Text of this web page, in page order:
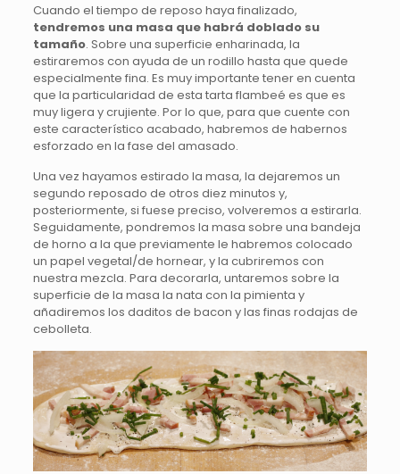
Cuando el tiempo de reposo haya finalizado,
tendremos una masa que habrá doblado su
tamaño. Sobre una superficie enharinada, la
estiraremos con ayuda de un rodillo hasta que quede
especialmente fina. Es muy importante tener en cuenta
que la particularidad de esta tarta flambeé es que es
muy ligera y crujiente. Por lo que, para que cuente con
este característico acabado, habremos de habernos
esforzado en la fase del amasado.
Una vez hayamos estirado la masa, la dejaremos un
segundo reposado de otros diez minutos y,
posteriormente, si fuese preciso, volveremos a estirarla.
Seguidamente, pondremos la masa sobre una bandeja
de horno a la que previamente le habremos colocado
un papel vegetal/de hornear, y la cubriremos con
nuestra mezcla. Para decorarla, untaremos sobre la
superficie de la masa la nata con la pimienta y
añadiremos los daditos de bacon y las finas rodajas de
cebolleta.